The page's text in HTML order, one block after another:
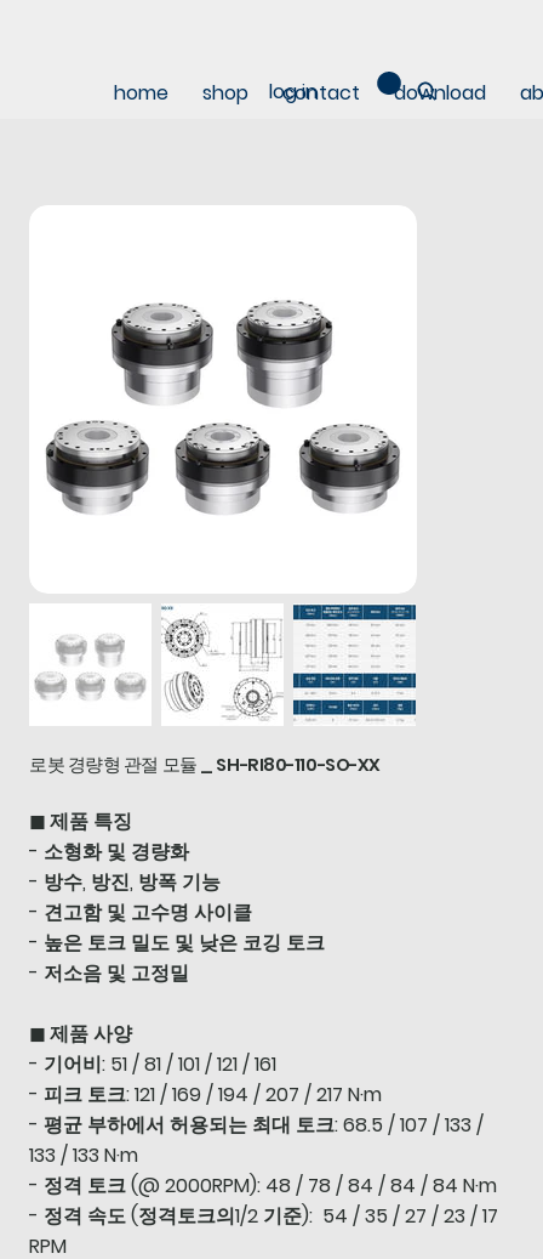
home shop contact download
log in
로봇 경량형 관절 모듈 _ SH-RI80-110-SO-XX
◼ 제품 특징
- 소형화 및 경량화
- 방수, 방진, 방폭 기능
- 견고함 및 고수명 사이클
- 높은 토크 밀도 및 낮은 코깅 토크
- 저소음 및 고정밀
◼ 제품 사양
- 기어비: 51 / 81 / 101 / 121 / 161
- 피크 토크: 121 / 169 / 194 / 207 / 217 N·m
- 평균 부하에서 허용되는 최대 토크: 68.5 / 107 / 133 /
133 / 133 N·m
- 정격 토크 (@ 2000RPM): 48 / 78 / 84 / 84 / 84 N·m
- 정격 속도 (정격토크의1/2 기준): 54 / 35 / 27 / 23 / 17
RPM